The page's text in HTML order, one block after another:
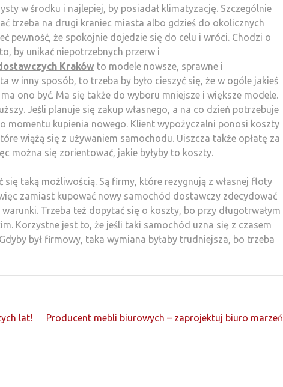
w środku i najlepiej, by posiadał klimatyzację. Szczególnie
trzeba na drugi kraniec miasta albo gdzieś do okolicznych
pewność, że spokojnie dojedzie się do celu i wróci. Chodzi o
by unikać niepotrzebnych przerw i
Kraków to modele nowsze, sprawne i
w inny sposób, to trzeba by było cieszyć się, że w ogóle jakieś
ono być. Ma się także do wyboru mniejsze i większe modele.
Jeśli planuje się zakup własnego, a na co dzień potrzebuje
momentu kupienia nowego. Klient wypożyczalni ponosi koszty
wiążą się z używaniem samochodu. Uiszcza także opłatę za
można się zorientować, jakie byłyby to koszty.
taką możliwością. Są firmy, które rezygnują z własnej floty
zamiast kupować nowy samochód dostawczy zdecydować
Trzeba też dopytać się o koszty, bo przy długotrwałym
Korzystne jest to, że jeśli taki samochód uzna się z czasem
był firmowy, taka wymiana byłaby trudniejsza, bo trzeba
lat! Producent mebli biurowych – zaprojektuj biuro marzeń